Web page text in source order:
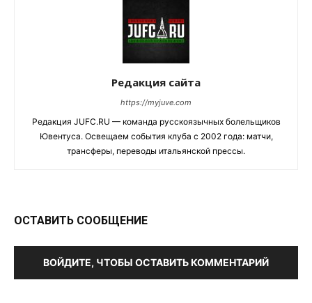
Редакция сайта
https://myjuve.com
Редакция JUFC.RU — команда русскоязычных болельщиков
Ювентуса. Освещаем события клуба с 2002 года: матчи,
трансферы, переводы итальянской прессы.
ОСТАВИТЬ СООБЩЕНИЕ
ВОЙДИТЕ, ЧТОБЫ ОСТАВИТЬ КОММЕНТАРИЙ